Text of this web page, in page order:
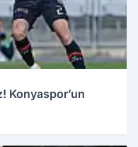
Konyaspor’un